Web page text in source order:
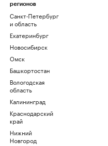
регионов
Санкт-Петербург
и область
Екатеринбург
Новосибирск
Омск
Башкортостан
Вологодская
область
Калининград
Краснодарский
край
Нижний
Новгород